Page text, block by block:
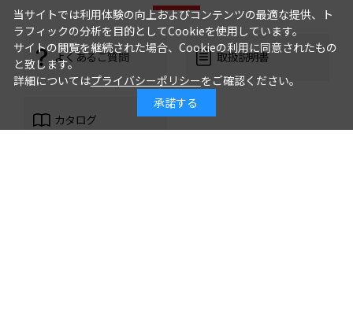
よくあるご質問 取扱説明書
カタログ
当サイトでは利用体験の向上およびコンテンツの最適な提供、ト
ラフィックの分析を目的としてCookieを使用しています。
サイトの閲覧を継続された場合、Cookieの利用に同意されたもの
と致します。
詳細についてはプライバシーポリシーをご確認ください。
承諾する